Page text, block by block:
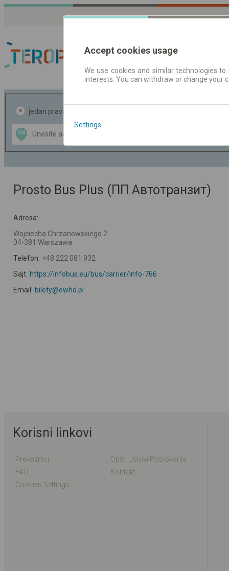
Red vožnje | Karte
jedan pravac
Od
Data CC-BY-SA
OpenStreetMap
GeoLite data by
Prosto Bus Plus (ПП Автотранзит)
Adresa:
Wojciecha Chrzanowskiego 2
04-381 Warszawa
Telefon: +48 222 081 932
Sajt: https://infobus.eu/bus/carrier/info-766
Email: bilety@ewhd.pl
Korisni linkovi
Prevoznici
Opšti Uslovi Poslovanja
FAQ
Kontakt
Cookies Settings
Accept cookies usage
We use cookies and similar technologies
interests. You can withdraw or change
Settings